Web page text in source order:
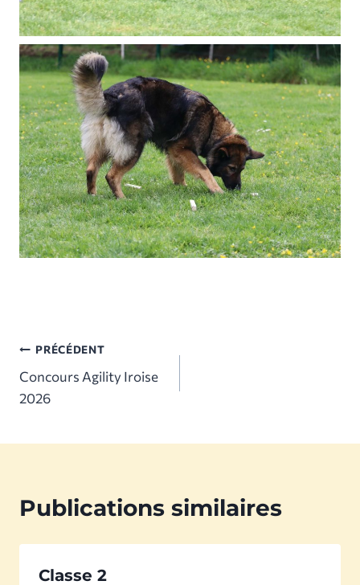
Navigation
de
PRÉCÉDENT
Concours Agility Iroise
2026
Publications similaires
Classe 2